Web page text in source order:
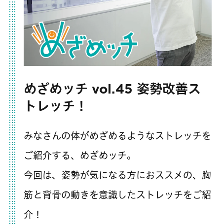
めざめッチ vol.45 姿勢改善ス
トレッチ！
みなさんの体がめざめるようなストレッチを
ご紹介する、めざめッチ。
今回は、姿勢が気になる方におススメの、胸
筋と背骨の動きを意識したストレッチをご紹
介！